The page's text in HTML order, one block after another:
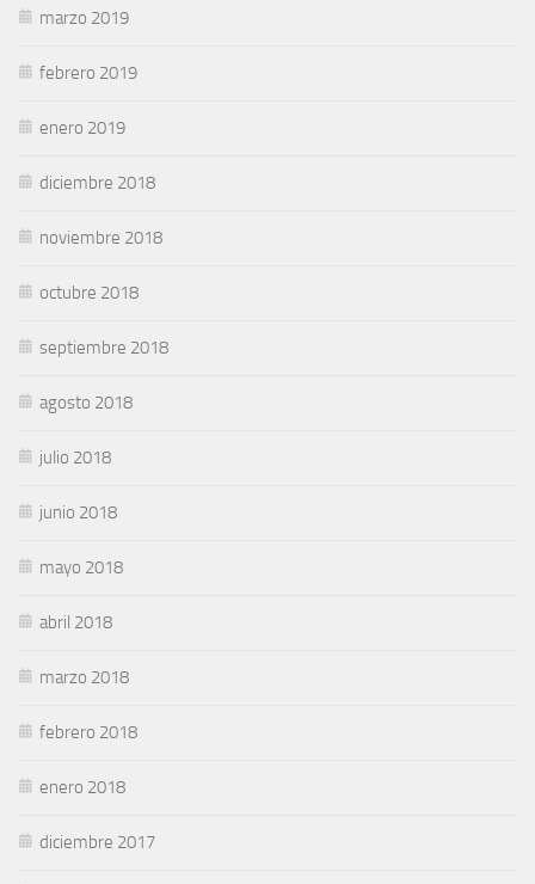
marzo 2019
febrero 2019
enero 2019
diciembre 2018
noviembre 2018
octubre 2018
septiembre 2018
agosto 2018
julio 2018
junio 2018
mayo 2018
abril 2018
marzo 2018
febrero 2018
enero 2018
diciembre 2017